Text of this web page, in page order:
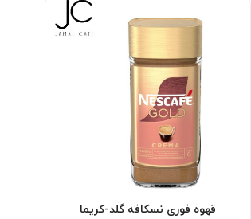
قهوه فوری نسکافه گلد-کریما